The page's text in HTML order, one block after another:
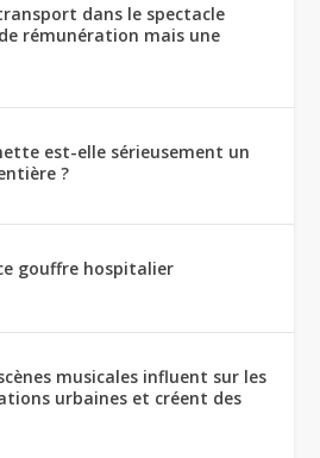
dans le spectacle
rémunération mais une
est-elle sérieusement un
?
gouffre hospitalier
musicales influent sur les
urbaines et créent des